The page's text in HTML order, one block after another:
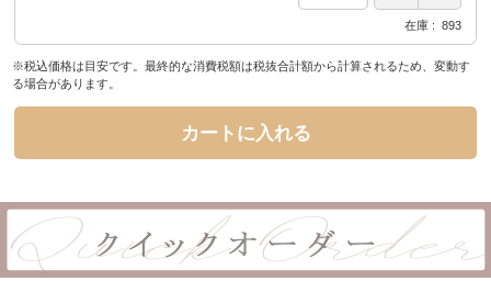
在庫 893
※税込価格は目安です。最終的な消費税額は税抜合計額から計算されるため、変動す
る場合があります。
カートに入れる